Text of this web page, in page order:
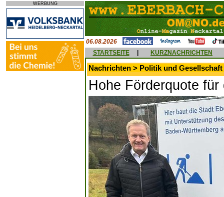
WERBUNG
06.08.2026
STARTSEITE
KURZNACHRICHTEN
Nachrichten > Politik und Gesellschaft
Hohe Förderquote